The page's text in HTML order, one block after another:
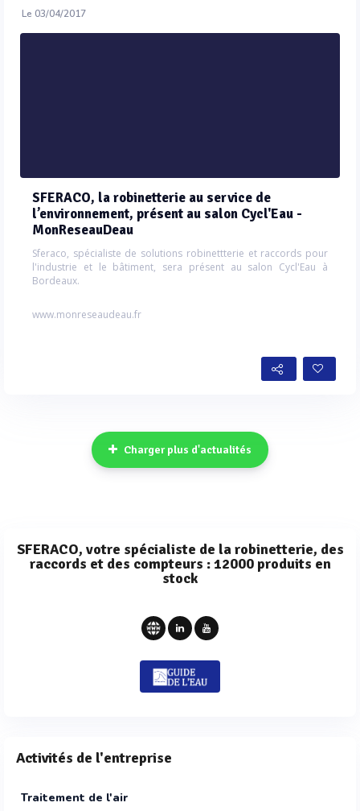
Le 03/04/2017
SFERACO, la robinetterie au service de
l’environnement, présent au salon Cycl'Eau -
MonReseauDeau
Sferaco, spécialiste de solutions robinettterie et raccords pour
l'industrie et le bâtiment, sera présent au salon Cycl'Eau à
Bordeaux.
www.monreseaudeau.fr
Charger plus d'actualités
SFERACO, votre spécialiste de la robinetterie, des
raccords et des compteurs : 12000 produits en
stock
Activités de l'entreprise
Traitement de l'air